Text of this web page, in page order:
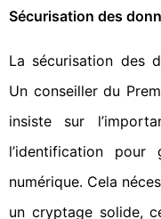
Sécurisation des
La sécurisation des
Un conseiller du
insiste sur
l’identification pour
numérique. Cela
un cryptage solide,